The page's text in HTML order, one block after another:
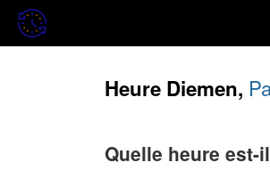
Heure Diemen,
Quelle heure est-